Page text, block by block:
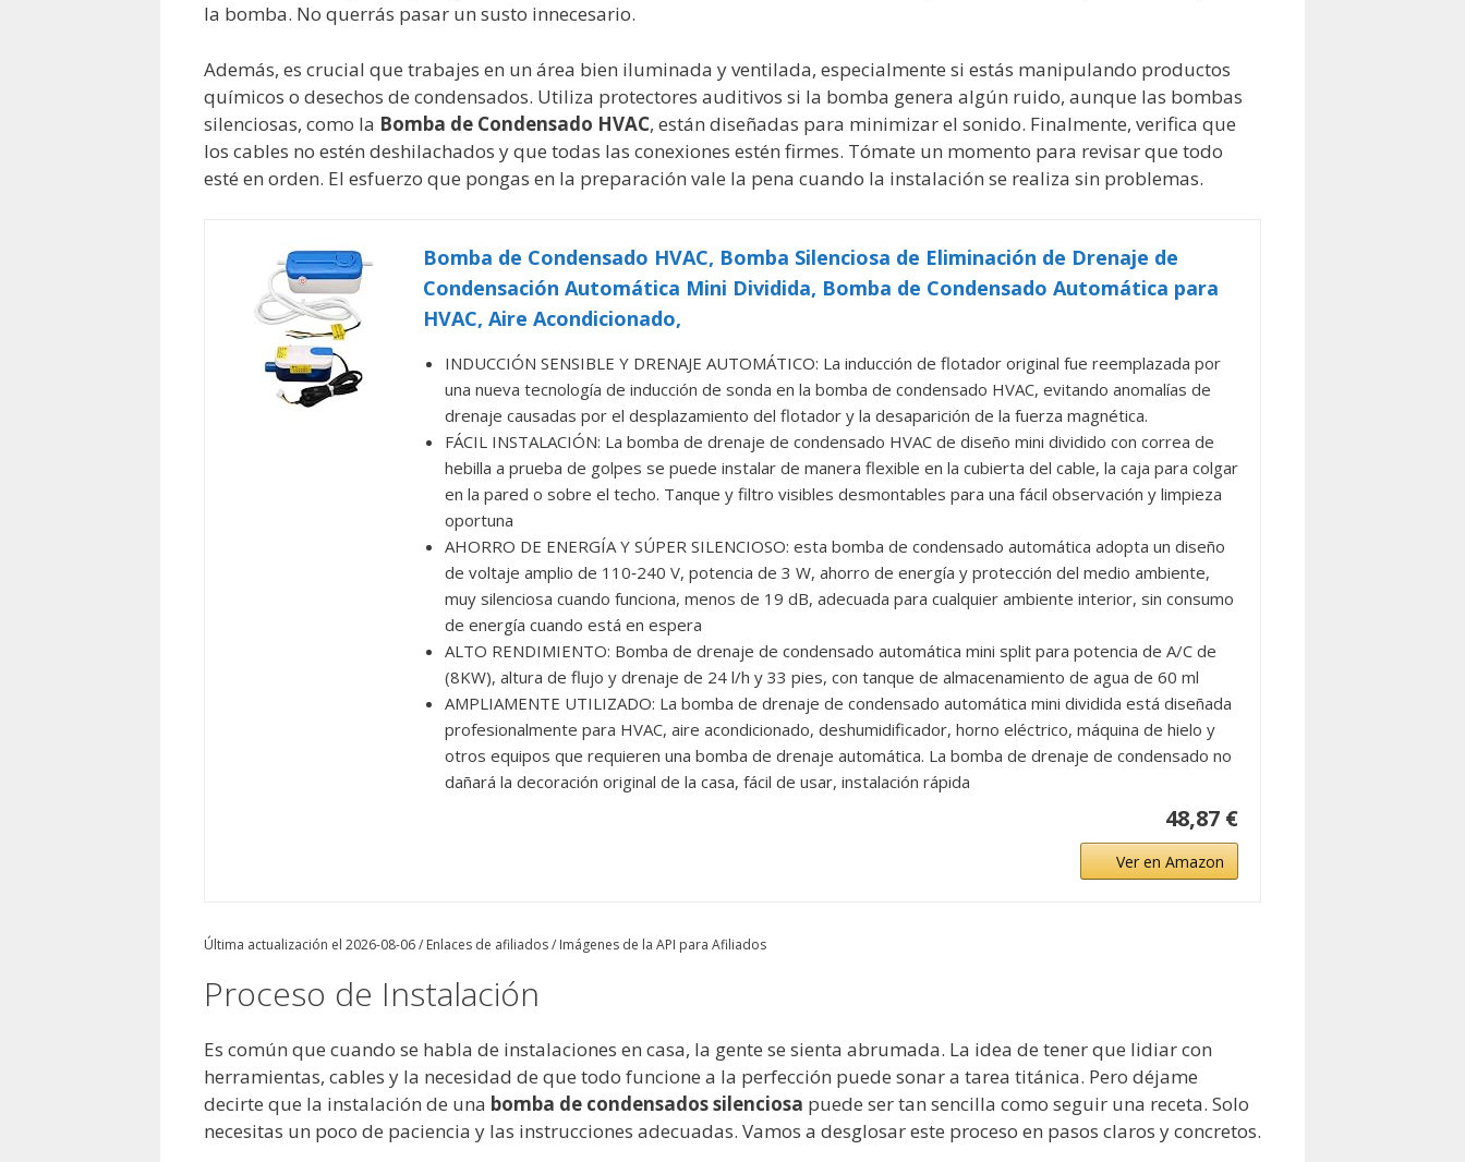
la bomba. No querrás pasar un susto innecesario.
Además, es crucial que trabajes en un área bien iluminada y ventilada, especialmente si estás manipulando productos
químicos o desechos de condensados. Utiliza protectores auditivos si la bomba genera algún ruido, aunque las bombas
silenciosas, como la Bomba de Condensado HVAC, están diseñadas para minimizar el sonido. Finalmente, verifica que
los cables no estén deshilachados y que todas las conexiones estén firmes. Tómate un momento para revisar que todo
esté en orden. El esfuerzo que pongas en la preparación vale la pena cuando la instalación se realiza sin problemas.
Bomba de Condensado HVAC, Bomba Silenciosa de Eliminación de Drenaje de
Condensación Automática Mini Dividida, Bomba de Condensado Automática para
HVAC, Aire Acondicionado,
INDUCCIÓN SENSIBLE Y DRENAJE AUTOMÁTICO: La inducción de flotador original fue reemplazada por
una nueva tecnología de inducción de sonda en la bomba de condensado HVAC, evitando anomalías de
drenaje causadas por el desplazamiento del flotador y la desaparición de la fuerza magnética.
FÁCIL INSTALACIÓN: La bomba de drenaje de condensado HVAC de diseño mini dividido con correa de
hebilla a prueba de golpes se puede instalar de manera flexible en la cubierta del cable, la caja para colgar
en la pared o sobre el techo. Tanque y filtro visibles desmontables para una fácil observación y limpieza
oportuna
AHORRO DE ENERGÍA Y SÚPER SILENCIOSO: esta bomba de condensado automática adopta un diseño
de voltaje amplio de 110‑240 V, potencia de 3 W, ahorro de energía y protección del medio ambiente,
muy silenciosa cuando funciona, menos de 19 dB, adecuada para cualquier ambiente interior, sin consumo
de energía cuando está en espera
ALTO RENDIMIENTO: Bomba de drenaje de condensado automática mini split para potencia de A/C de
(8KW), altura de flujo y drenaje de 24 l/h y 33 pies, con tanque de almacenamiento de agua de 60 ml
AMPLIAMENTE UTILIZADO: La bomba de drenaje de condensado automática mini dividida está diseñada
profesionalmente para HVAC, aire acondicionado, deshumidificador, horno eléctrico, máquina de hielo y
otros equipos que requieren una bomba de drenaje automática. La bomba de drenaje de condensado no
dañará la decoración original de la casa, fácil de usar, instalación rápida
48,87 €
Ver en Amazon
Última actualización el 2026-08-06 / Enlaces de afiliados / Imágenes de la API para Afiliados
Proceso de Instalación
Es común que cuando se habla de instalaciones en casa, la gente se sienta abrumada. La idea de tener que lidiar con
herramientas, cables y la necesidad de que todo funcione a la perfección puede sonar a tarea titánica. Pero déjame
decirte que la instalación de una bomba de condensados silenciosa puede ser tan sencilla como seguir una receta. Solo
necesitas un poco de paciencia y las instrucciones adecuadas. Vamos a desglosar este proceso en pasos claros y concretos.